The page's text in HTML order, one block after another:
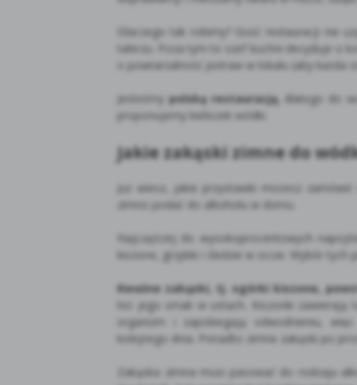
Dlaczego tak robimy? Gość restauracji nie
talerzu. Poza tym to szef kuchni decyduje o
o powtarzalność potraw w lokalu (aby każda
Jesteśmy polską restauracją, dlatego do
proponujemy kieliszek wódki.
Jakie zakąski zimne do
Już wiesz, jakie przystawki możesz
zimno podać do alkoholu w domu.
Najczęściej do wysokoprocentowych
kiszone, grzybki i śledzie w occie. Wybór tych
Kwaśne zakąski, tj. ogórki kiszone,
też jego smak w ustach. Kiszonki
organizm i zapobiegają odwodnieniu,
kolejnego dnia. Ponadto zimne zakąski po
Zakąska zimna musi pasować do rodzaju